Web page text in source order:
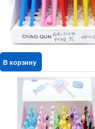
В корзину